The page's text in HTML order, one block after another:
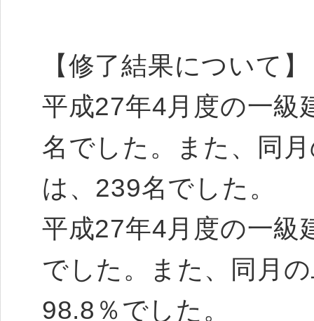
【修了結果について】
平成27年4月度の一級
名でした。また、同
は、239名でした。
平成27年4月度の一級
でした。また、同月
98.8％でした。